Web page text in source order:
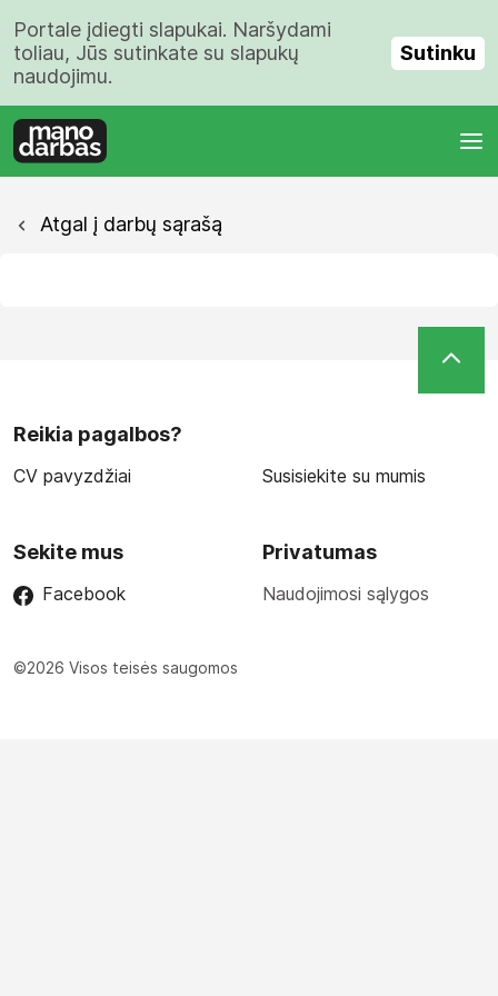
Portale įdiegti slapukai. Naršydami
toliau, Jūs sutinkate su slapukų
naudojimu.
Sutinku
Atgal į darbų sąrašą
Reikia pagalbos?
CV pavyzdžiai Susisiekite su mumis
Sekite mus
Facebook
Privatumas
Naudojimosi sąlygos
©2026 Visos teisės saugomos